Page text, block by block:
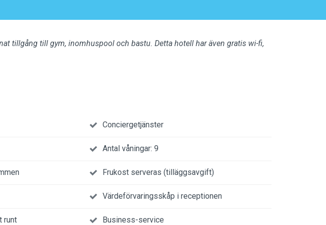
tillgång till gym, inomhuspool och bastu. Detta hotell har även gratis wi-fi,
Conciergetjänster
Antal våningar: 9
Frukost serveras (tilläggsavgift)
Värdeförvaringsskåp i receptionen
runt Business-service